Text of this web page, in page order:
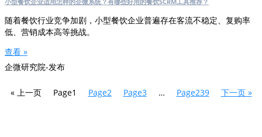
随着餐饮行业竞争加剧，小型餐饮企业普遍存在客流不稳定、复购率
低、营销成本高等挑战。
查看 »
企微研究院-发布
« 上一页 Page1 Page2 Page3 … Page239 下一页 »